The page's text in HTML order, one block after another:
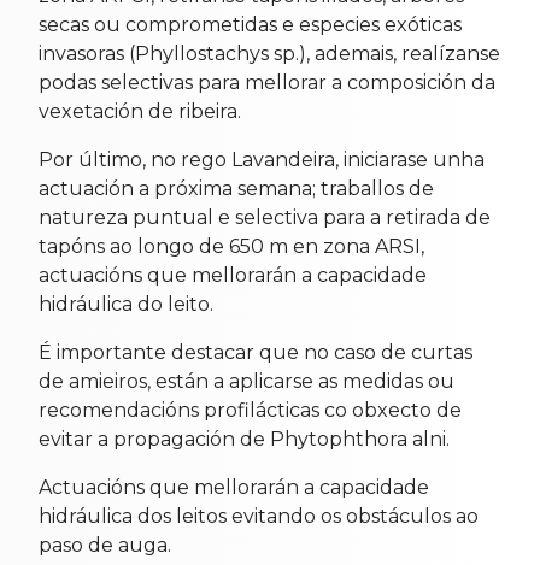
secas ou comprometidas e especies exóticas
invasoras (Phyllostachys sp.), ademais, realízanse
podas selectivas para mellorar a composición da
vexetación de ribeira.
Por último, no rego Lavandeira, iniciarase unha
actuación a próxima semana; traballos de
natureza puntual e selectiva para a retirada de
tapóns ao longo de 650 m en zona ARSI,
actuacións que mellorarán a capacidade
hidráulica do leito.
É importante destacar que no caso de curtas
de amieiros, están a aplicarse as medidas ou
recomendacións profilácticas co obxecto de
evitar a propagación de Phytophthora alni.
Actuacións que mellorarán a capacidade
hidráulica dos leitos evitando os obstáculos ao
paso de auga.